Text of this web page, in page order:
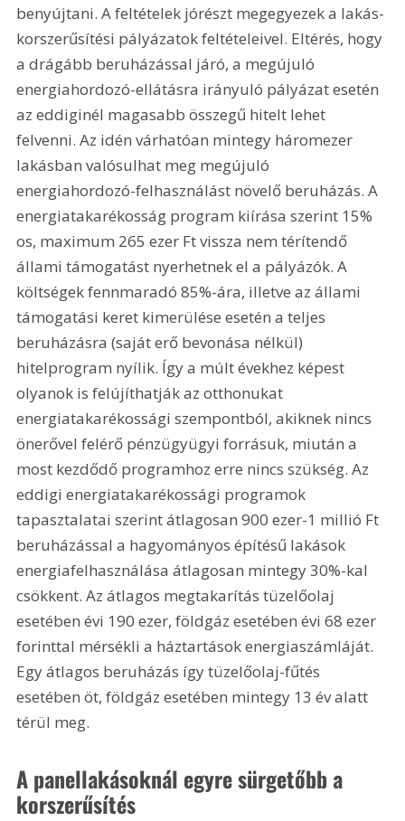
benyújtani. A feltételek jórészt megegyezek a lakás-
korszerűsítési pályázatok feltételeivel. Eltérés, hogy
a drágább beruházással járó, a megújuló
energiahordozó-ellátásra irányuló pályázat esetén
az eddiginél magasabb összegű hitelt lehet
felvenni. Az idén várhatóan mintegy háromezer
lakásban valósulhat meg megújuló
energiahordozó-felhasználást növelő beruházás. A
energiatakarékosság program kiírása szerint 15%
os, maximum 265 ezer Ft vissza nem térítendő
állami támogatást nyerhetnek el a pályázók. A
költségek fennmaradó 85%-ára, illetve az állami
támogatási keret kimerülése esetén a teljes
beruházásra (saját erő bevonása nélkül)
hitelprogram nyílik. Így a múlt évekhez képest
olyanok is felújíthatják az otthonukat
energiatakarékossági szempontból, akiknek nincs
önerővel felérő pénzügyügyi forrásuk, miután a
most kezdődő programhoz erre nincs szükség. Az
eddigi energiatakarékossági programok
tapasztalatai szerint átlagosan 900 ezer-1 millió Ft
beruházással a hagyományos építésű lakások
energiafelhasználása átlagosan mintegy 30%-kal
csökkent. Az átlagos megtakarítás tüzelőolaj
esetében évi 190 ezer, földgáz esetében évi 68 ezer
forinttal mérsékli a háztartások energiaszámláját.
Egy átlagos beruházás így tüzelőolaj-fűtés
esetében öt, földgáz esetében mintegy 13 év alatt
térül meg.
A panellakásoknál egyre sürgetőbb a
korszerűsítés